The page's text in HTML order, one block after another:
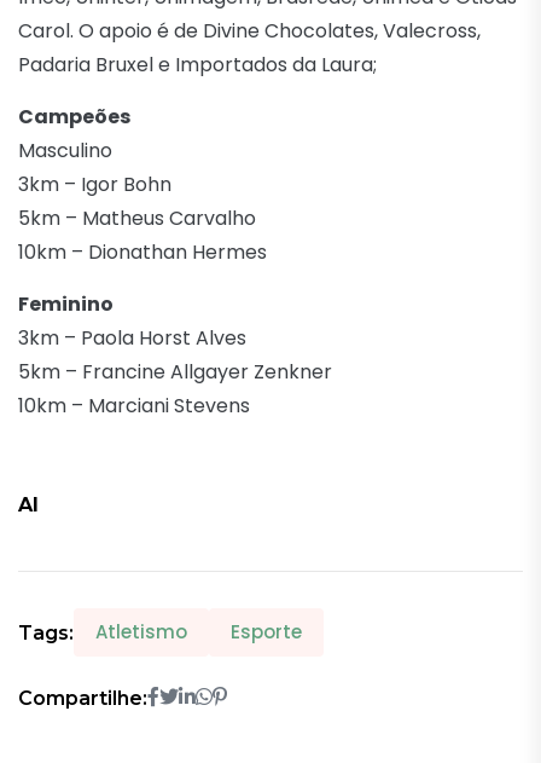
Carol. O apoio é de Divine Chocolates, Valecross,
Padaria Bruxel e Importados da Laura;
Campeões
Masculino
3km – Igor Bohn
5km – Matheus Carvalho
10km – Dionathan Hermes
Feminino
3km – Paola Horst Alves
5km – Francine Allgayer Zenkner
10km – Marciani Stevens
AI
Tags: Atletismo Esporte
Compartilhe: